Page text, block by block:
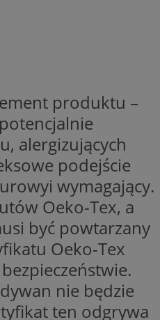
produktu –
alergizujących
podejście
wymagający.
Oeko-Tex, a
być powtarzany
Oeko-Tex
nie będzie
ten odgrywa